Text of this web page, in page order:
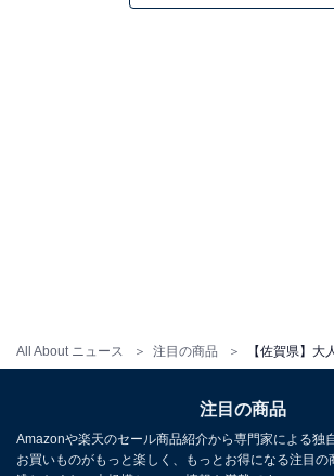
All About ニュース 注目の商品
所在地：佐賀県武雄市武雄町武雄4100
注目の商品
Amazonや楽天のセール商品紹介から専門家による独
お買いものがもっと楽しく、もっとお得になる注目